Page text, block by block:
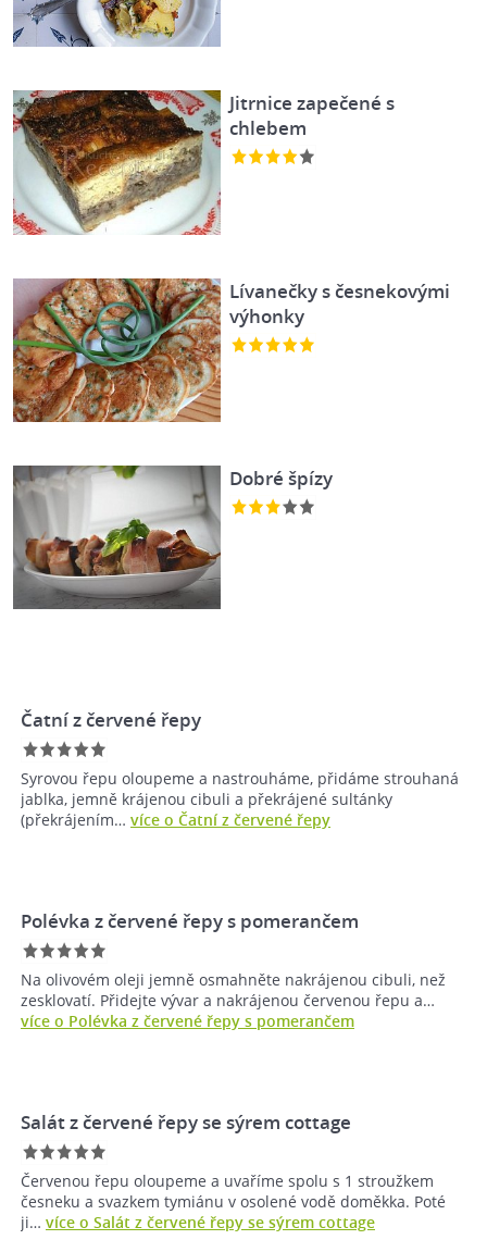
Jitrnice zapečené s
chlebem
Lívanečky s česnekovými
výhonky
Dobré špízy
Čatní z červené řepy
Syrovou řepu oloupeme a nastrouháme, přidáme strouhaná
jablka, jemně krájenou cibuli a překrájené sultánky
(překrájením… více o Čatní z červené řepy
Polévka z červené řepy s pomerančem
Na olivovém oleji jemně osmahněte nakrájenou cibuli, než
zesklovatí. Přidejte vývar a nakrájenou červenou řepu a…
více o Polévka z červené řepy s pomerančem
Salát z červené řepy se sýrem cottage
Červenou řepu oloupeme a uvaříme spolu s 1 stroužkem
česneku a svazkem tymiánu v osolené vodě doměkka. Poté
ji… více o Salát z červené řepy se sýrem cottage